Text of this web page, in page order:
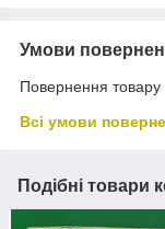
Умови
Повернення товару
Всі умови
Подібні товари